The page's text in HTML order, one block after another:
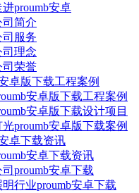
进proumb安卓
司简介
司服务
司理念
司荣誉
卓版下载工程案例
安卓版下载工程案例
安卓版下载设计项目
光proumb安卓版下载案例
卓下载资讯
安卓下载资讯
司proumb安卓下载
明行业proumb安卓下载